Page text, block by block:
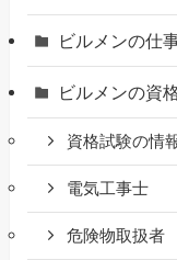
ビルメンの仕
ビルメンの資
資格試験の情
電気工事士
危険物取扱者